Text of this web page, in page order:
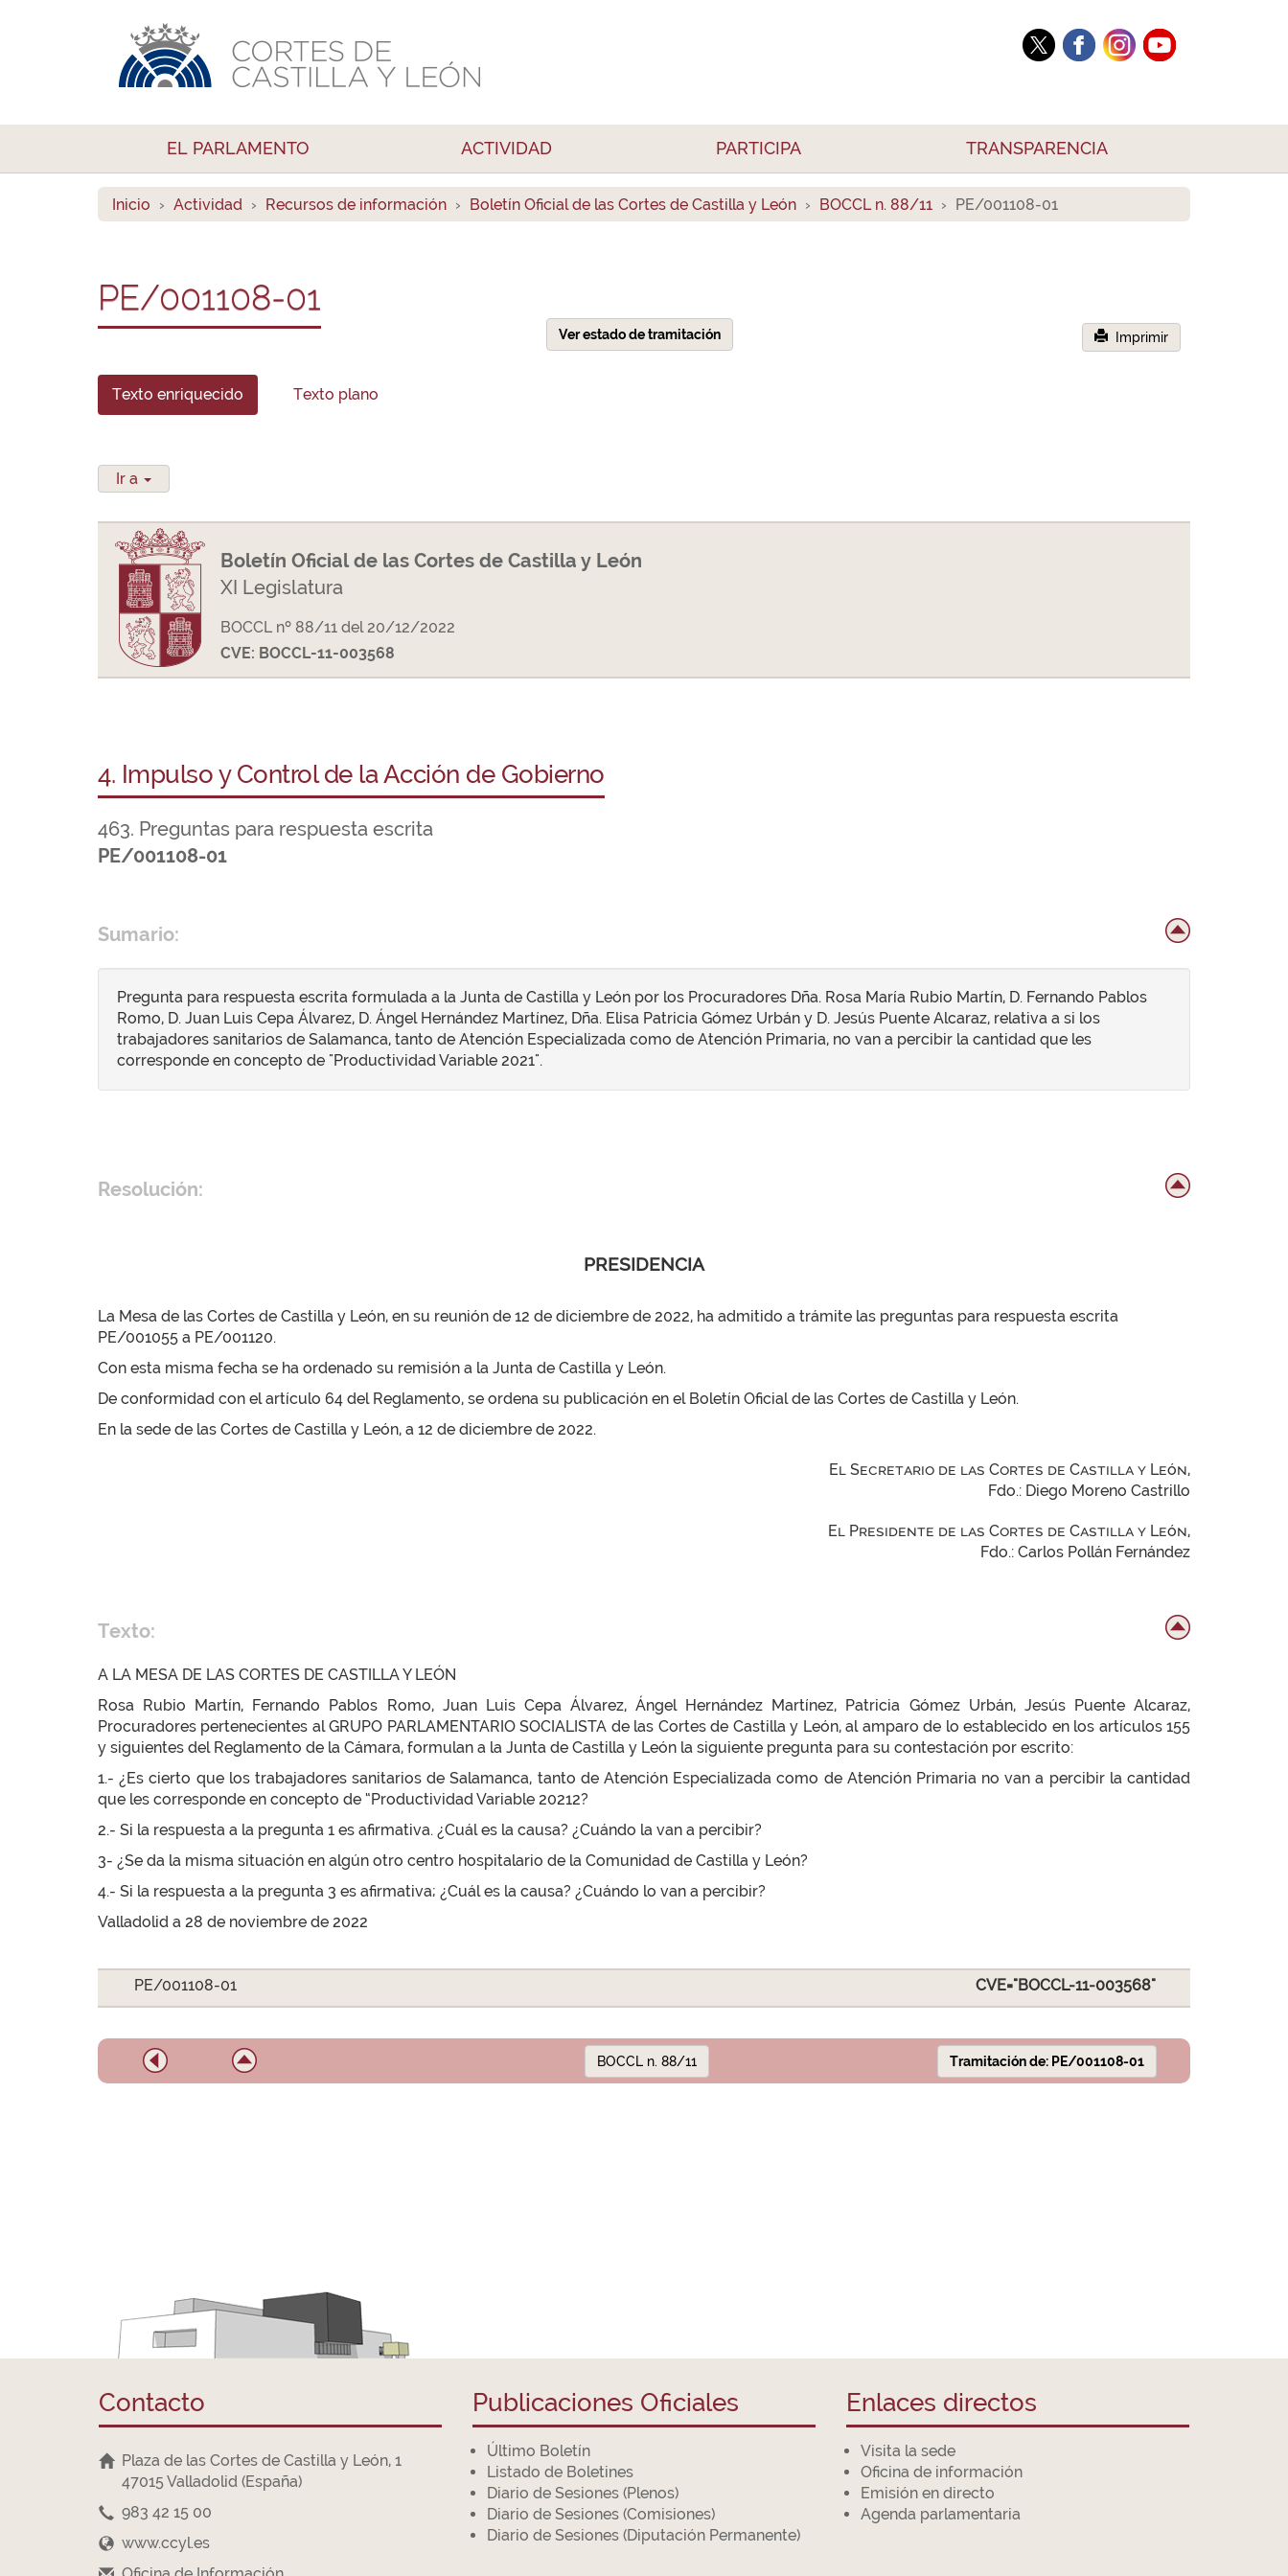
EL PARLAMENTO ACTIVIDAD PARTICIPA TRANSPARENCIA
Inicio Actividad Recursos de información Boletín Oficial de las Cortes de Castilla y León BOCCL n. 88/11 PE/001108-01
PE/001108-01
Ver estado de tramitación Imprimir
Texto enriquecido Texto plano
Ir a
Boletín Oficial de las Cortes de Castilla y León
XI Legislatura
BOCCL nº 88/11 del 20/12/2022
CVE: BOCCL-11-003568
4. Impulso y Control de la Acción de Gobierno
463. Preguntas para respuesta escrita
PE/001108-01
Sumario:
Pregunta para respuesta escrita formulada a la Junta de Castilla y León por los Procuradores Dña. Rosa María Rubio Martín, D. Fernando Pablos
Romo, D. Juan Luis Cepa Álvarez, D. Ángel Hernández Martínez, Dña. Elisa Patricia Gómez Urbán y D. Jesús Puente Alcaraz, relativa a si los
trabajadores sanitarios de Salamanca, tanto de Atención Especializada como de Atención Primaria, no van a percibir la cantidad que les
corresponde en concepto de "Productividad Variable 2021".
Resolución:
PRESIDENCIA
La Mesa de las Cortes de Castilla y León, en su reunión de 12 de diciembre de 2022, ha admitido a trámite las preguntas para respuesta escrita
PE/001055 a PE/001120.
Con esta misma fecha se ha ordenado su remisión a la Junta de Castilla y León.
De conformidad con el artículo 64 del Reglamento, se ordena su publicación en el Boletín Oficial de las Cortes de Castilla y León.
En la sede de las Cortes de Castilla y León, a 12 de diciembre de 2022.
El Secretario de las Cortes de Castilla y León,
Fdo.: Diego Moreno Castrillo
El Presidente de las Cortes de Castilla y León,
Fdo.: Carlos Pollán Fernández
Texto:
A LA MESA DE LAS CORTES DE CASTILLA Y LEÓN
Rosa Rubio Martín, Fernando Pablos Romo, Juan Luis Cepa Álvarez, Ángel Hernández Martínez, Patricia Gómez Urbán, Jesús Puente Alcaraz,
Procuradores pertenecientes al GRUPO PARLAMENTARIO SOCIALISTA de las Cortes de Castilla y León, al amparo de lo establecido en los artículos 155
y siguientes del Reglamento de la Cámara, formulan a la Junta de Castilla y León la siguiente pregunta para su contestación por escrito:
1.- ¿Es cierto que los trabajadores sanitarios de Salamanca, tanto de Atención Especializada como de Atención Primaria no van a percibir la cantidad
que les corresponde en concepto de “Productividad Variable 20212?
2.- Si la respuesta a la pregunta 1 es afirmativa. ¿Cuál es la causa? ¿Cuándo la van a percibir?
3- ¿Se da la misma situación en algún otro centro hospitalario de la Comunidad de Castilla y León?
4.- Si la respuesta a la pregunta 3 es afirmativa; ¿Cuál es la causa? ¿Cuándo lo van a percibir?
Valladolid a 28 de noviembre de 2022
PE/001108-01 CVE="BOCCL-11-003568"
BOCCL n. 88/11 Tramitación de: PE/001108-01
Contacto
Plaza de las Cortes de Castilla y León, 1
47015 Valladolid (España)
983 42 15 00
www.ccyl.es
Publicaciones Oficiales
Último Boletín
Listado de Boletines
Diario de Sesiones (Plenos)
Diario de Sesiones (Comisiones)
Diario de Sesiones (Diputación Permanente)
Enlaces directos
Visita la sede
Oficina de información
Emisión en directo
Agenda parlamentaria